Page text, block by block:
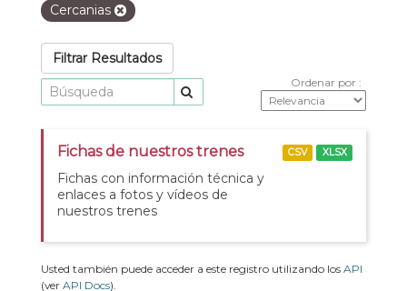
Cercanias
Filtrar Resultados
Ordenar por
Fichas de nuestros trenes
Fichas con información técnica y
enlaces a fotos y vídeos de
nuestros trenes
CSV XLSX
Usted también puede acceder a este registro utilizando los API
(ver API Docs).